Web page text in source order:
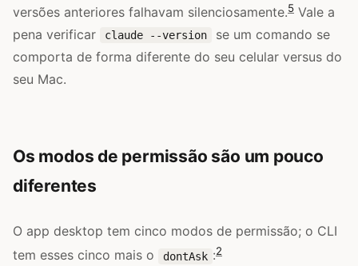
versões anteriores falhavam silenciosamente.5 Vale a
pena verificar
claude --version
se um comando se
comporta de forma diferente do seu celular versus do
seu Mac.
Os modos de permissão são um pouco
diferentes
O app desktop tem cinco modos de permissão; o CLI
tem esses cinco mais o
dontAsk :2